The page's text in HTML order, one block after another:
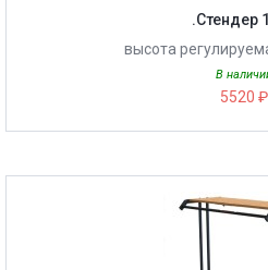
.Стендер
высота
В
5520 ₽